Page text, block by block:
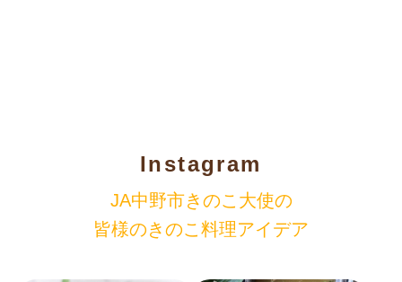
Instagram
JA中野市きのこ大使の
皆様のきのこ料理アイデア